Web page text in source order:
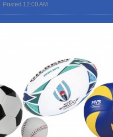
Posted 12:00 AM